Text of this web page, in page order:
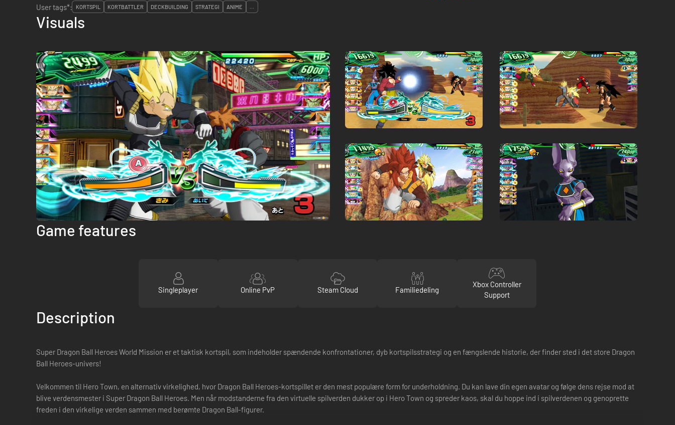
User tags*:
KORTSPIL KORTBATTLER DECKBUILDING STRATEGI ANIME ...
Visuals
Game features
Singleplayer Online PvP Steam Cloud Familiedeling
Xbox Controller
Support
Description
Super Dragon Ball Heroes World Mission er et taktisk kortspil, som indeholder spændende konfrontationer, dyb kortspilsstrategi og en fængslende historie, der finder sted i det store Dragon
Ball Heroes-univers!
Velkommen til Hero Town, en alternativ virkelighed, hvor Dragon Ball Heroes-kortspillet er den mest populære form for underholdning. Du kan lave din egen avatar og følge dens rejse mod at
blive verdensmester i Super Dragon Ball Heroes. Men når modstanderne fra den virtuelle spilverden dukker op i Hero Town og spreder kaos, skal du hoppe ind i spilverdenen og genoprette
freden i den virkelige verden sammen med berømte Dragon Ball-figurer.